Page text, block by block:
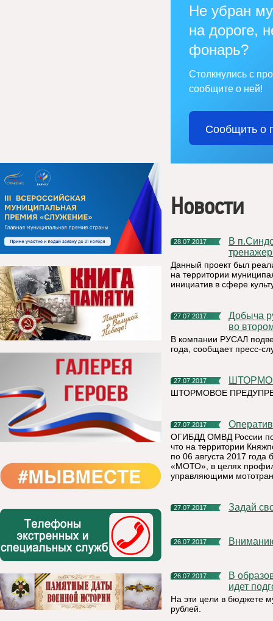
Не убран
на дороге,
фонарь?
Столкнулись с
сообщите о ней!
Сообщить о
Новости
28.07.2017
В п.Синдор Княжпогостскго района установили уличный
Данный проект был
на территории
инициатив в сфере
27.07.2017
Добыча руды на предприятии «Боксит Тимана» увеличилась
во
В компании РУСАЛ
года, сообщает пресс-
27.07.2017
ШТОРМОВОЕ
27.07.2017
ОГИБДД ОМВД России по
что на территории
по 06 августа 2017 года
«МОТО», в целях
управляющими
27.07.2017 Задай
26.07.2017
26.07.2017
В образовательных учреждениях Княжпогостского района
идет
На эти цели в бюджете
рублей.